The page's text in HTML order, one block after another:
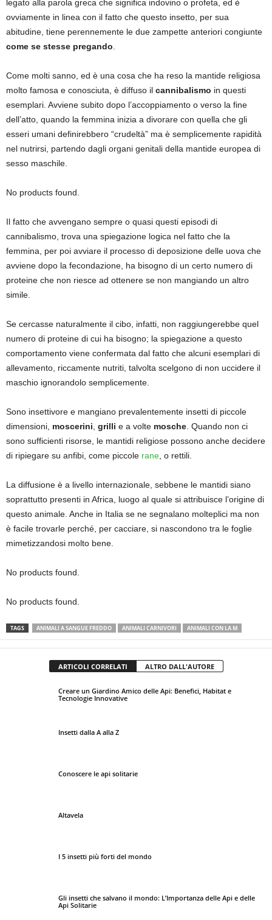
legato alla parola greca che significa indovino o profeta, ed è
ovviamente in linea con il fatto che questo insetto, per sua
abitudine, tiene perennemente le due zampette anteriori congiunte
come se stesse pregando.
Come molti sanno, ed è una cosa che ha reso la mantide religiosa
molto famosa e conosciuta, è diffuso il cannibalismo in questi
esemplari. Avviene subito dopo l’accoppiamento o verso la fine
dell’atto, quando la femmina inizia a divorare con quella che gli
esseri umani definirebbero “crudeltà” ma è semplicemente rapidità
nel nutrirsi, partendo dagli organi genitali della mantide europea di
sesso maschile.
No products found.
Il fatto che avvengano sempre o quasi questi episodi di
cannibalismo, trova una spiegazione logica nel fatto che la
femmina, per poi avviare il processo di deposizione delle uova che
avviene dopo la fecondazione, ha bisogno di un certo numero di
proteine che non riesce ad ottenere se non mangiando un altro
simile.
Se cercasse naturalmente il cibo, infatti, non raggiungerebbe quel
numero di proteine di cui ha bisogno; la spiegazione a questo
comportamento viene confermata dal fatto che alcuni esemplari di
allevamento, riccamente nutriti, talvolta scelgono di non uccidere il
maschio ignorandolo semplicemente.
Sono insettivore e mangiano prevalentemente insetti di piccole
dimensioni, moscerini, grilli e a volte mosche. Quando non ci
sono sufficienti risorse, le mantidi religiose possono anche decidere
di ripiegare su anfibi, come piccole rane, o rettili.
La diffusione è a livello internazionale, sebbene le mantidi siano
soprattutto presenti in Africa, luogo al quale si attribuisce l’origine di
questo animale. Anche in Italia se ne segnalano molteplici ma non
è facile trovarle perché, per cacciare, si nascondono tra le foglie
mimetizzandosi molto bene.
No products found.
No products found.
TAGS ANIMALI A SANGUE FREDDO ANIMALI CARNIVORI ANIMALI CON LA M
ARTICOLI CORRELATI ALTRO DALL'AUTORE
Creare un Giardino Amico delle Api: Benefici, Habitat e
Tecnologie Innovative
Insetti dalla A alla Z
Conoscere le api solitarie
Altavela
I 5 insetti più forti del mondo
Gli insetti che salvano il mondo: L’Importanza delle Api e delle
Api Solitarie